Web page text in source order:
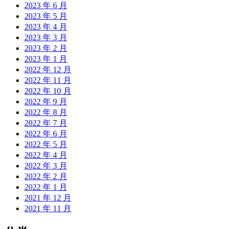
2023 年 6 月
2023 年 5 月
2023 年 4 月
2023 年 3 月
2023 年 2 月
2023 年 1 月
2022 年 12 月
2022 年 11 月
2022 年 10 月
2022 年 9 月
2022 年 8 月
2022 年 7 月
2022 年 6 月
2022 年 5 月
2022 年 4 月
2022 年 3 月
2022 年 2 月
2022 年 1 月
2021 年 12 月
2021 年 11 月